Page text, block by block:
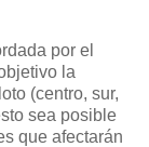
por el
la
(centro, sur,
sea posible
que afectarán